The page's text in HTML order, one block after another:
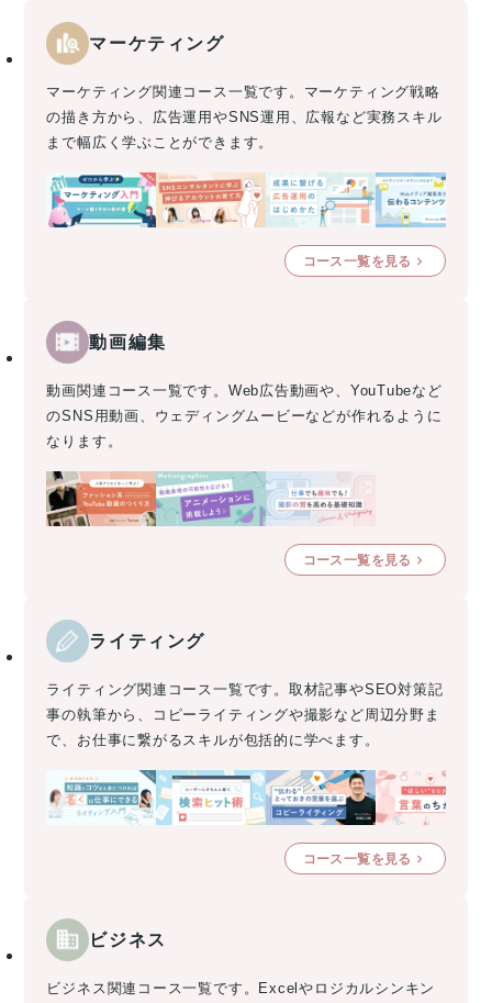
マーケティング
マーケティング関連コース一覧です。マーケティング戦略
の描き方から、広告運用やSNS運用、広報など実務スキル
まで幅広く学ぶことができます。
コース一覧を見る
動画編集
動画関連コース一覧です。Web広告動画や、YouTubeなど
のSNS用動画、ウェディングムービーなどが作れるように
なります。
コース一覧を見る
ライティング
ライティング関連コース一覧です。取材記事やSEO対策記
事の執筆から、コピーライティングや撮影など周辺分野ま
で、お仕事に繋がるスキルが包括的に学べます。
コース一覧を見る
ビジネス
ビジネス関連コース一覧です。Excelやロジカルシンキン